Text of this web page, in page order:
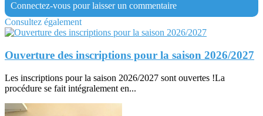
Connectez-vous pour laisser un commentaire
Consultez également
Ouverture des inscriptions pour la saison 2026/2027
Les inscriptions pour la saison 2026/2027 sont ouvertes !La
procédure se fait intégralement en...